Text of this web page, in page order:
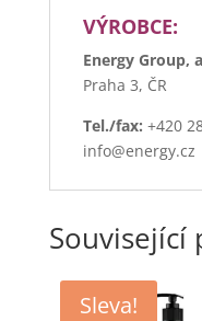
VÝROBCE:
Energy Group,
Praha 3, ČR
Tel./fax: +420
info@energy.cz
Související
Sleva!